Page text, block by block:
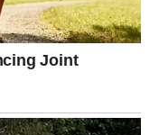
finansijsku